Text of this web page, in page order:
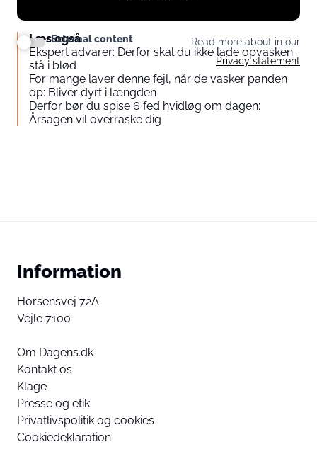
External content
Read more about in our
Privacy statement
Læs også
Ekspert advarer: Derfor skal du ikke lade opvasken
stå i blød
For mange laver denne fejl, når de vasker panden
op: Bliver dyrt i længden
Derfor bør du spise 6 fed hvidløg om dagen:
Årsagen vil overraske dig
Information
Horsensvej 72A
Vejle 7100
Om Dagens.dk
Kontakt os
Klage
Presse og etik
Privatlivspolitik og cookies
Cookiedeklaration